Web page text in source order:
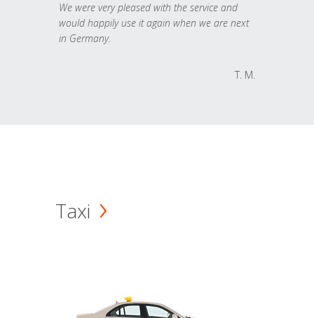
We were very pleased with the service and
would happily use it again when we are next
in Germany.
T. M.
Taxi